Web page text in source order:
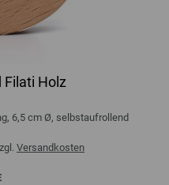
Filati Holz
6,5 cm Ø, selbstaufrollend
Versandkosten